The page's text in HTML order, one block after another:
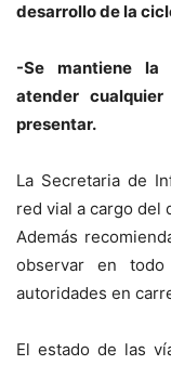
desarrollo de la
-Se mantiene la
atender
presentar.
La Secretaria de
red vial a cargo del
Además
observar en
autoridades en
El estado de las